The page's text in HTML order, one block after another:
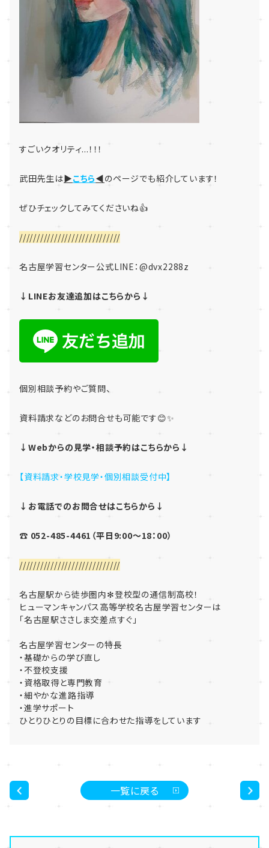
すごいクオリティ...！！！
武田先生は▶こちら◀のページでも紹介しています！
ぜひチェックしてみてくださいね👍
/////////////////////////////
名古屋学習センター公式LINE： @dvx2288z
↓LINEお友達追加はこちらから↓
個別相談予約やご質問、
資料請求などのお問合せも可能です😊✨
↓Webからの見学・相談予約はこちらから↓
【資料請求・学校見学・個別相談受付中】
↓お電話でのお問合せはこちらから↓
☎ 052-485-4461（平日9:00～18：00）
/////////////////////////////
名古屋駅から徒歩圏内✻登校型の通信制高校！
ヒューマンキャンパス高等学校名古屋学習センターは
「名古屋駅ささしま交差点すぐ」
名古屋学習センターの特長
・基礎からの学び直し
・不登校支援
・資格取得と専門教育
・細やかな進路指導
・進学サポート
ひとりひとりの目標に合わせた指導をしています
一覧に戻る